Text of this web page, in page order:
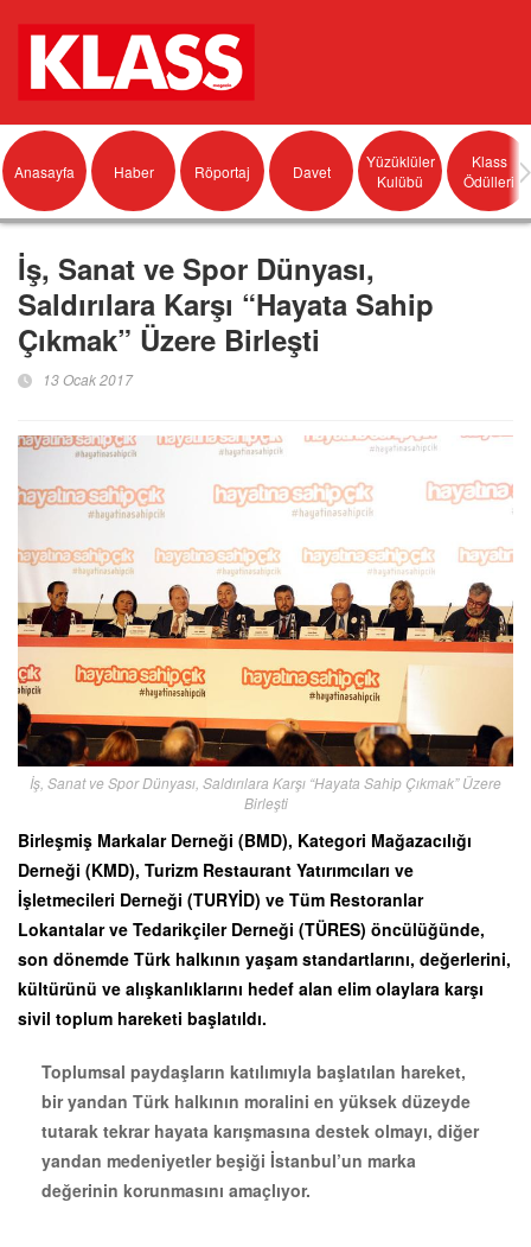
Anasayfa Haber Röportaj Davet
Yüzüklüler
Kulübü
Klass
Ödülleri
İş, Sanat ve Spor Dünyası,
Saldırılara Karşı “Hayata Sahip
Çıkmak” Üzere Birleşti
13 Ocak 2017
İş, Sanat ve Spor Dünyası, Saldırılara Karşı “Hayata Sahip Çıkmak” Üzere
Birleşti
Birleşmiş Markalar Derneği (BMD), Kategori Mağazacılığı
Derneği (KMD), Turizm Restaurant Yatırımcıları ve
İşletmecileri Derneği (TURYİD) ve Tüm Restoranlar
Lokantalar ve Tedarikçiler Derneği (TÜRES) öncülüğünde,
son dönemde Türk halkının yaşam standartlarını, değerlerini,
kültürünü ve alışkanlıklarını hedef alan elim olaylara karşı
sivil toplum hareketi başlatıldı.
Toplumsal paydaşların katılımıyla başlatılan hareket,
bir yandan Türk halkının moralini en yüksek düzeyde
tutarak tekrar hayata karışmasına destek olmayı, diğer
yandan medeniyetler beşiği İstanbul’un marka
değerinin korunmasını amaçlıyor.